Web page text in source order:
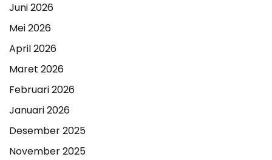
Juni 2026
Mei 2026
April 2026
Maret 2026
Februari 2026
Januari 2026
Desember 2025
November 2025